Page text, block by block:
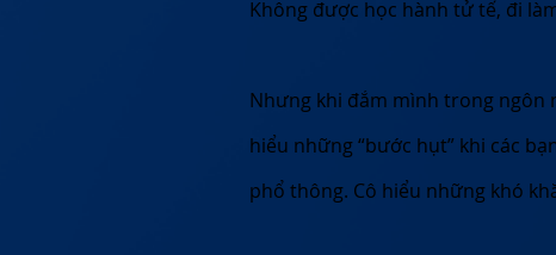
Không được học hành tử tế, đi
Nhưng khi đắm mình trong ngôn
hiểu những “bước hụt” khi các
phổ thông. Cô hiểu những khó